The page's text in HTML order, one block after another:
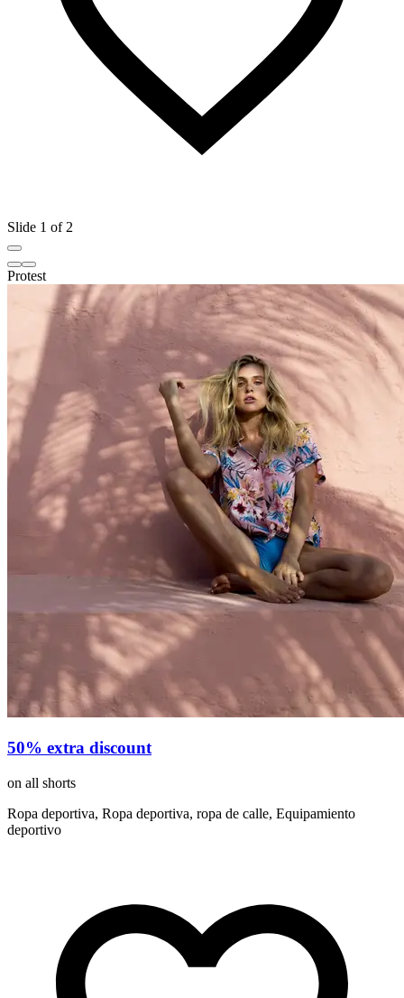
Slide 1 of 2
Protest
50% extra discount
on all shorts
Ropa deportiva, Ropa deportiva, ropa de calle, Equipamiento
deportivo